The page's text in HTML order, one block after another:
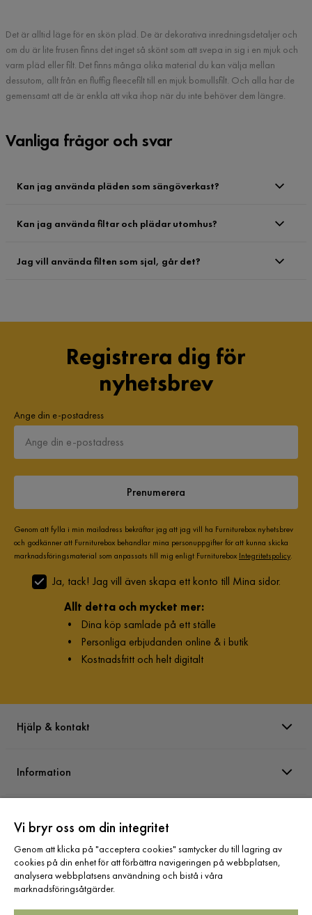
Det är alltid läge för en skön pläd. De är dekorativa inredningsdetaljer och
om du är lite frusen finns det inget så skönt som att svepa in sig i en mjuk och
varm pläd eller filt. Det finns många olika material du kan välja mellan
dessutom, allt från en fluffig fleecefilt till en mjuk bomullsfilt. Och alla har de
gemensamt att de är enkla att vika ihop när du inte behöver dem längre.
Vanliga frågor och svar
Kan jag använda pläden som sängöverkast?
Kan jag använda filtar och plädar utomhus?
Jag vill använda filten som sjal, går det?
Registrera dig för
nyhetsbrev
Ange din e-postadress
Prenumerera
Genom att fylla i min mailadress bekräftar jag att jag vill ha Furniturebox nyhetsbrev
och godkänner att Furniturebox behandlar mina personuppgifter för att kunna skicka
marknadsföringsmaterial som anpassats till mig enligt Furniturebox Integritetspolicy.
Ja, tack! Jag vill även skapa ett konto till Mina sidor.
Allt detta och mycket mer:
• Dina köp samlade på ett ställe
• Personliga erbjudanden online & i butik
• Kostnadsfritt och helt digitalt
Hjälp & kontakt
Information
Sortiment
Vi bryr oss om din integritet
Genom att klicka på "acceptera cookies" samtycker du till lagring av
cookies på din enhet för att förbättra navigeringen på webbplatsen,
analysera webbplatsens användning och bistå i våra
marknadsföringsåtgärder.